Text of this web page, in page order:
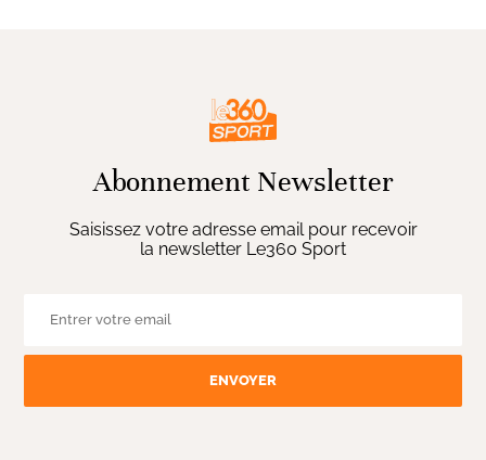
Abonnement Newsletter
Saisissez votre adresse email pour recevoir
la newsletter Le360 Sport
ENVOYER